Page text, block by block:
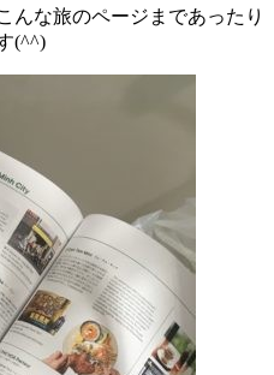
んな旅のページまであったり
(^^)